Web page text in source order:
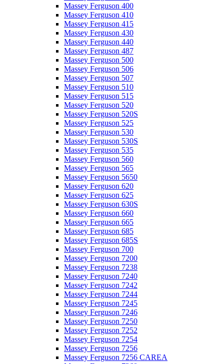
Massey Ferguson 400
Massey Ferguson 410
Massey Ferguson 415
Massey Ferguson 430
Massey Ferguson 440
Massey Ferguson 487
Massey Ferguson 500
Massey Ferguson 506
Massey Ferguson 507
Massey Ferguson 510
Massey Ferguson 515
Massey Ferguson 520
Massey Ferguson 520S
Massey Ferguson 525
Massey Ferguson 530
Massey Ferguson 530S
Massey Ferguson 535
Massey Ferguson 560
Massey Ferguson 565
Massey Ferguson 5650
Massey Ferguson 620
Massey Ferguson 625
Massey Ferguson 630S
Massey Ferguson 660
Massey Ferguson 665
Massey Ferguson 685
Massey Ferguson 685S
Massey Ferguson 700
Massey Ferguson 7200
Massey Ferguson 7238
Massey Ferguson 7240
Massey Ferguson 7242
Massey Ferguson 7244
Massey Ferguson 7245
Massey Ferguson 7246
Massey Ferguson 7250
Massey Ferguson 7252
Massey Ferguson 7254
Massey Ferguson 7256
Massey Ferguson 7256 CAREA